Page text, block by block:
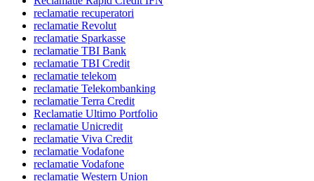
reclamatie recuperatori
reclamatie Revolut
reclamatie Sparkasse
reclamatie TBI Bank
reclamatie TBI Credit
reclamatie telekom
reclamatie Telekombanking
reclamatie Terra Credit
Reclamatie Ultimo Portfolio
reclamatie Unicredit
reclamatie Viva Credit
reclamatie Vodafone
reclamatie Vodafone
reclamatie Western Union